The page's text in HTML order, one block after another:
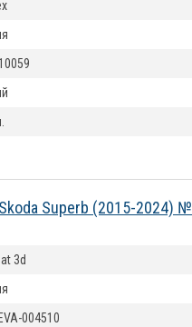
Superb (2015-2024) №
3d
004510